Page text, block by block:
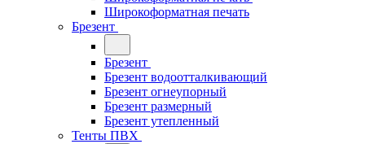
Широкоформатная печать
Брезент
Брезент
Брезент водоотталкивающий
Брезент огнеупорный
Брезент размерный
Брезент утепленный
Тенты ПВХ